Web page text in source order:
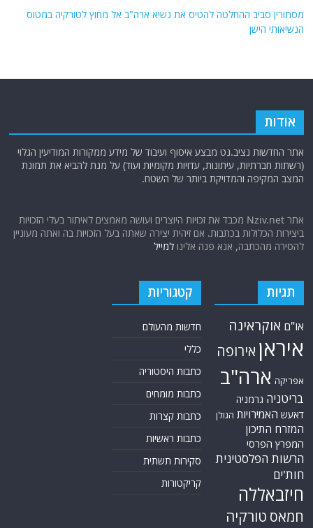
מסתורין סביב ההחלטה להטיס את נשיא ארה"ב אל מחוץ לטורקיה במטוס
הנשיאותי הישן
אודות
אתר החדשות נציב.נט מבצע איסוף ועיבוד של מידע ממקורות המודיעין הגלוי
(רשתות חברתיות, עיתונות, עדויות מקומיות ועוד) על מנת להביא את תמונת
המצב המקיפה והמדויקת ביותר של השטח.
אתר Nziv.net מכבד את זכויות היוצרים ועושה מאמצים לאיתור בעלי הזכויות
ביצירות הכלולות בכתבות. אם זיהית יצירה שאתה בעל הזכויות בה ואתה מעוניין
להסירה מהכתבה, אנא פנה אלינולמייל
תגיות
או"ם אוקראינה
איראן אירופה
אפריקה ארה"ב
בריטניה גרמניה
דאעש האמירויות הגולן
המזרח התיכון
המפרץ הפרסי
הרשות הפלסטינית
חות'ים
חיזבאללה
חמאס טורקיה
קטגוריות
חדשות מהעולם
כללי
כתבות היסטוריה
כתבות מומחים
כתבות קצרות
כתבות ראשיות
סקירות תשתית
קריקטורות